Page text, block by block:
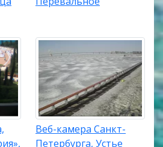
Веб-камера Санкт-
Петербурга, Устье